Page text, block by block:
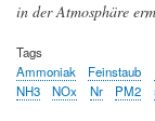
in der Atmosphäre
Tags
Ammoniak
Feinstaub
NH3
NOx Nr PM2